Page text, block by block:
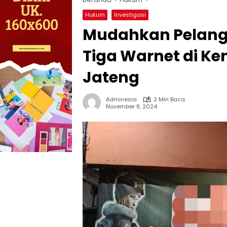
Hukum Investigasi
Mudahkan
Tiga Warnet di
Jateng
Adminesia
2 Min Baca
November 8, 2024